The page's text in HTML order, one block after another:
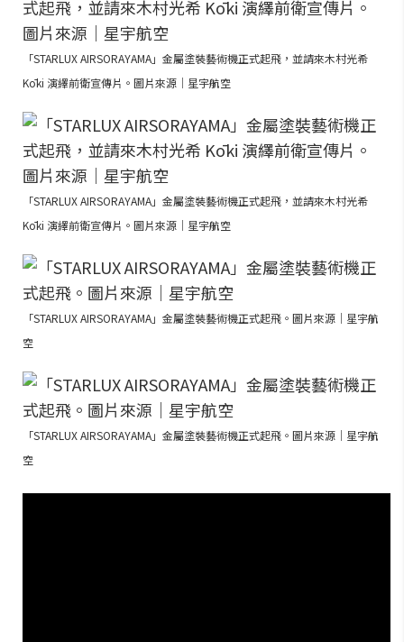
「STARLUX AIRSORAYAMA」金屬塗裝藝術機正式起飛，並請來木村光希
Kōki 演繹前衛宣傳片。圖片來源｜星宇航空
「STARLUX AIRSORAYAMA」金屬塗裝藝術機正式起飛，並請來木村光希
Kōki 演繹前衛宣傳片。圖片來源｜星宇航空
「STARLUX AIRSORAYAMA」金屬塗裝藝術機正式起飛。圖片來源｜星宇航
空
「STARLUX AIRSORAYAMA」金屬塗裝藝術機正式起飛。圖片來源｜星宇航
空